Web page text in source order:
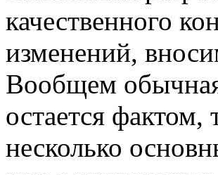
качественного
изменений,
Вообщем
остается
несколько